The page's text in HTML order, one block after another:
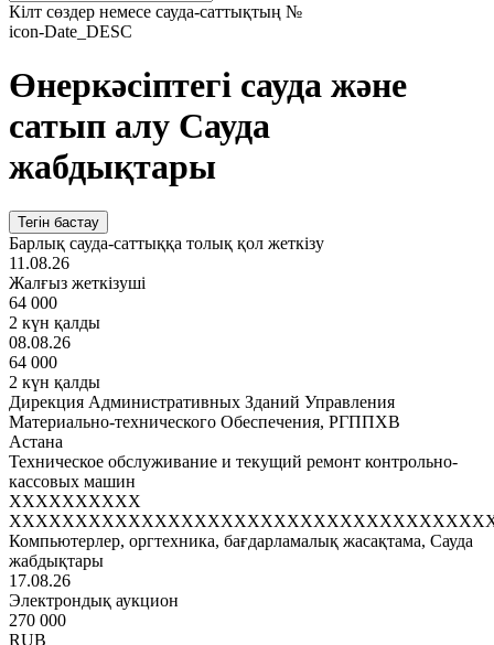
Кілт сөздер немесе сауда-саттықтың №
icon-Date_DESC
Өнеркәсіптегі сауда және
сатып алу Сауда
жабдықтары
Тегін бастау
Барлық сауда-саттыққа толық қол жеткізу
11.08.26
Жалғыз жеткізуші
64 000
2 күн қалды
08.08.26
64 000
2 күн қалды
Дирекция Административных Зданий Управления
Материально-технического Обеспечения, РГППХВ
Астана
Техническое обслуживание и текущий ремонт контрольно-
кассовых машин
XXXXXXXXXX
Компьютерлер, оргтехника, бағдарламалық жасақтама, Сауда
жабдықтары
17.08.26
Электрондық аукцион
270 000
RUB